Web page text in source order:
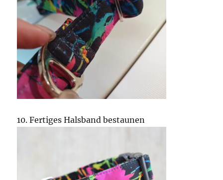
10. Fertiges Halsband bestaunen